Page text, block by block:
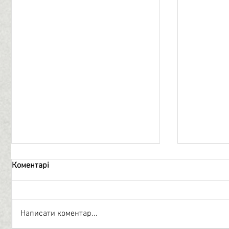
Топографія
Коментарі
Написати коментар...